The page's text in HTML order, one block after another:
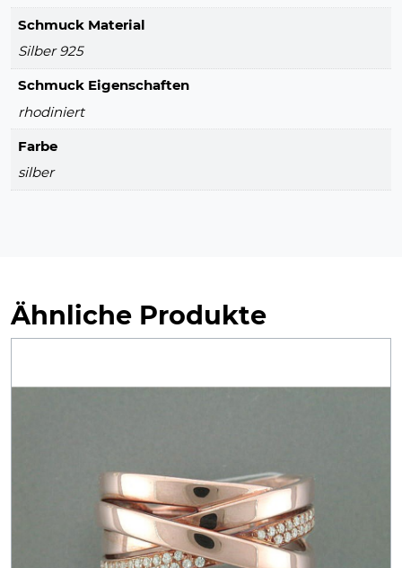
Schmuck Material
Silber 925
Schmuck Eigenschaften
rhodiniert
Farbe
silber
Ähnliche Produkte